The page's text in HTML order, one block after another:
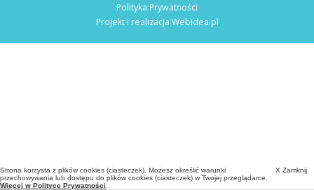
Polityka Prywatności
Projekt i realizacja Webidea.pl
X Zamknij
Strona korzysta z plików cookies (ciasteczek). Możesz określić warunki
przechowywania lub dostępu do plików cookies (ciasteczek) w Twojej przeglądarce.
Więcej w Polityce Prywatności